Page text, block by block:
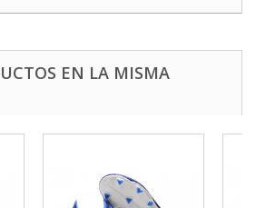
EN LA MISMA